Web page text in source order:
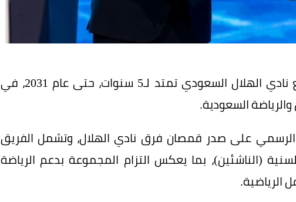
أعلنت ريف توقيع شراكة إستراتيجية مع نادي الهلال السعودي تمتد لـ5 سنوات، حتى عام 2031، في
السعودية.
الرسمي على صدر قمصان فرق نادي الهلال، وتشمل الفريق
(الناشئين)، بما يعكس التزام المجموعة بدعم الرياضة
الرياضية.